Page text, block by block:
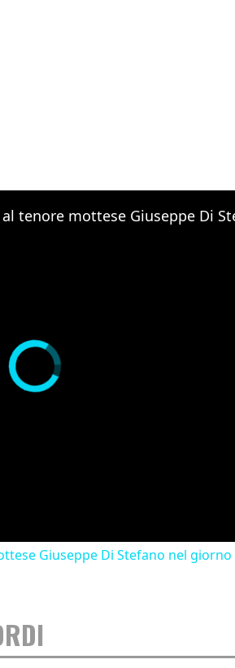
Giuseppe Di Stefano nel giorno